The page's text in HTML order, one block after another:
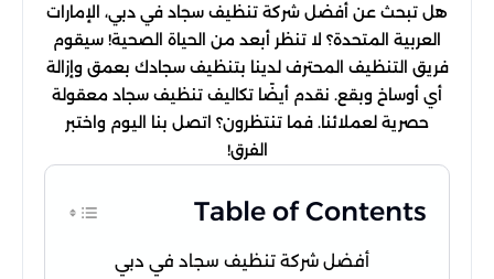
هل تبحث عن أفضل شركة تنظيف سجاد في دبي، الإمارات
العربية المتحدة؟ لا تنظر أبعد من الحياة الصحية! سيقوم
فريق التنظيف المحترف لدينا بتنظيف سجادك بعمق وإزالة
أي أوساخ وبقع. نقدم أيضًا تكاليف تنظيف سجاد معقولة
حصرية لعملائنا. فما تنتظرون؟ اتصل بنا اليوم واختبر
الفرق!
Table of Contents
أفضل شركة تنظيف سجاد في دبي